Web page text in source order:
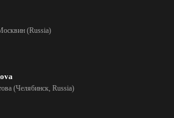
(Russia)
(Челябинск, Russia)